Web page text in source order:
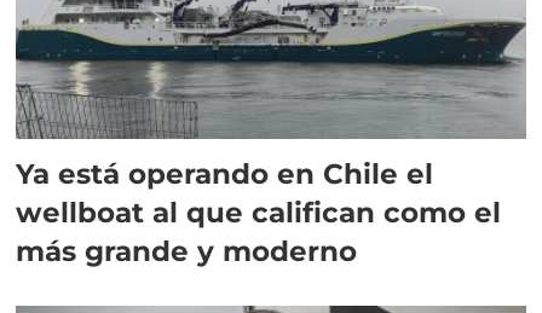
Ya está operando en Chile el
wellboat al que califican como el
más grande y moderno